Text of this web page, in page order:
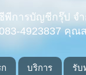
พีการบัญชีกรุ๊ป จ
4923837 คุณ
บริการ รั